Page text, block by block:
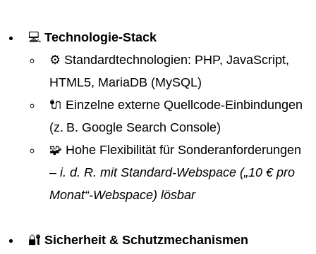
💻 Technologie-Stack
⚙️ Standardtechnologien: PHP, JavaScript,
HTML5, MariaDB (MySQL)
🔌 Einzelne externe Quellcode-Einbindungen
(z. B. Google Search Console)
🧩 Hohe Flexibilität für Sonderanforderungen
– i. d. R. mit Standard-Webspace („10 € pro
Monat“-Webspace) lösbar
🔐 Sicherheit & Schutzmechanismen